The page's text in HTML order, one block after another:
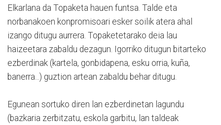
Elkarlana da Topaketa hauen funtsa. Talde eta
norbanakoen konpromisoari esker soilik atera ahal
izango ditugu aurrera. Topaketetarako deia lau
haizeetara zabaldu dezagun. Igorriko ditugun bitarteko
ezberdinak (kartela, gonbidapena, esku orria, kuña,
banerra...) guztion artean zabaldu behar ditugu.
Egunean sortuko diren lan ezberdinetan lagundu
(bazkaria zerbitzatu, eskola garbitu, lan taldeak